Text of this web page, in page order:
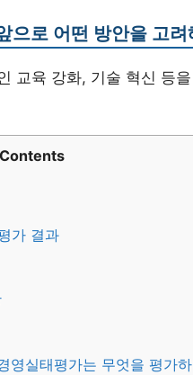
으로 어떤 방안을 고
교육 강화, 기술 혁신 등
Contents
가 결과
영실태평가는 무엇을 평가